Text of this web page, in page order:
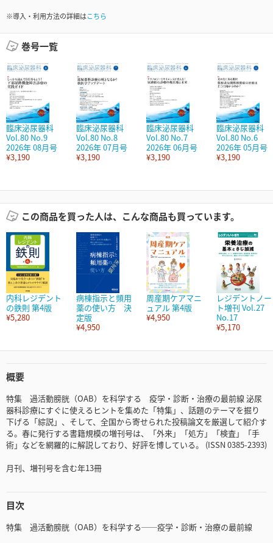
※導入・利用方法の詳細はこちら
巻号一覧
臨床泌尿器科
Vol.80 No.9
2026年 08月号
¥3,190
臨床泌尿器科
Vol.80 No.8
2026年 07月号
¥3,190
臨床泌尿器科
Vol.80 No.7
2026年 06月号
¥3,190
臨床泌尿器科
Vol.80 No.6
2026年 05月号
¥3,190
この商品を買った人は、こんな商品も買っています。
内科レジデント
の鉄則 第4版
¥5,280
病棟指示と頻用
薬の使い方 決
定版
¥4,950
周産期ケアマニ
ュアル 第4版
¥4,950
レジデントノー
ト増刊 Vol.27
No.17
¥5,170
概要
特集 過活動膀胱（OAB）を科学する 疫学・診断・治療の最前線 泌尿
器科診療にすぐに使えるヒントを集めた「特集」、話題のテーマを掘り
下げる「綜説」、そして、全国から寄せられた投稿論文を厳選して紹介す
る。春に発行する書籍規模の増刊号は、「外来」「処方」「検査」「手
術」などを網羅的に解説しており、好評を博している。 (ISSN 0385-2393)
月刊、増刊号を含む年13冊
目次
特集 過活動膀胱（OAB）を科学する──疫学・診断・治療の最前線